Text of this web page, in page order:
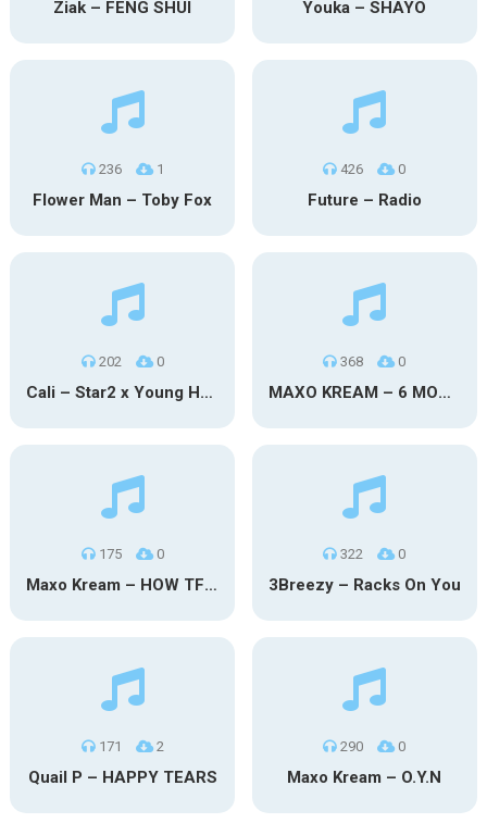
Ziak – FENG SHUI Youka – SHAYO
236 1
Flower Man – Toby Fox
426 0
Future – Radio
202 0
Cali – Star2 x Young Henny
368 0
MAXO KREAM – 6 MONTHS CLEAN
175 0
Maxo Kream – HOW TF I’M LUCKY
322 0
3Breezy – Racks On You
171 2
Quail P – HAPPY TEARS
290 0
Maxo Kream – O.Y.N